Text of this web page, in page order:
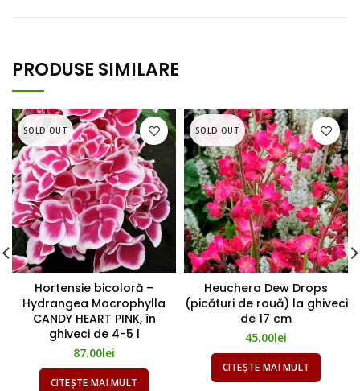
PRODUSE SIMILARE
SOLD OUT
Hortensie bicoloră –
Hydrangea Macrophylla
CANDY HEART PINK, în
ghiveci de 4-5 l
87.00lei
CITEȘTE MAI MULT
SOLD OUT
Heuchera Dew Drops
(picături de rouă) la ghiveci
de 17 cm
45.00lei
CITEȘTE MAI MULT